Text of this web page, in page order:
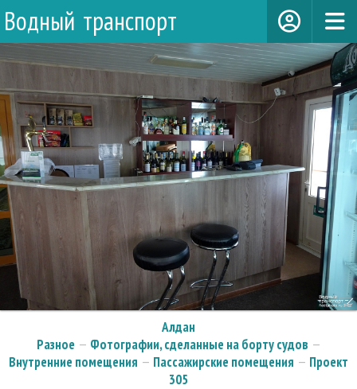
Водный транспорт
Алдан
Разное — Фотографии, сделанные на борту судов —
Внутренние помещения — Пассажирские помещения — Проект
305